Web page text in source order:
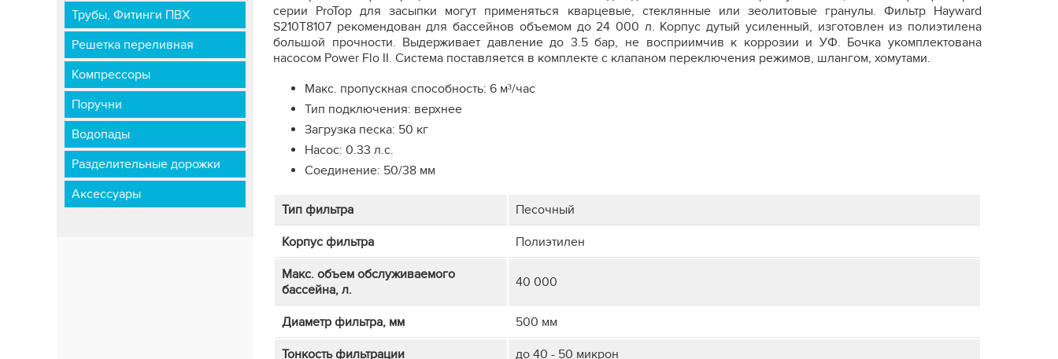
Трубы, Фитинги ПВХ
Решетка переливная
Компрессоры
Поручни
Водопады
Разделительные дорожки
Аксессуары
серии ProTop для засыпки могут применяться кварцевые, стеклянные или зеолитовые гранулы. Фильтр Hayward
S210T8107 рекомендован для бассейнов объемом до 24 000 л. Корпус дутый усиленный, изготовлен из полиэтилена
большой прочности. Выдерживает давление до 3.5 бар, не восприимчив к коррозии и УФ. Бочка укомплектована
насосом Power Flo II. Система поставляется в комплекте с клапаном переключения режимов, шлангом, хомутами.
Макс. пропускная способность: 6 м³/час
Тип подключения: верхнее
Загрузка песка: 50 кг
Насос: 0.33 л.с.
Соединение: 50/38 мм
Тип фильтра Песочный
Корпус фильтра Полиэтилен
Макс. объем обслуживаемого
бассейна, л.
40 000
Диаметр фильтра, мм 500 мм
Тонкость фильтрации до 40 - 50 микрон